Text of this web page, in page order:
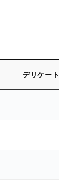
デリケート